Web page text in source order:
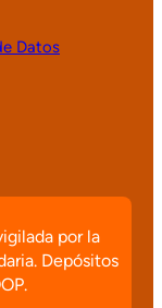
Datos
por la
Depósitos